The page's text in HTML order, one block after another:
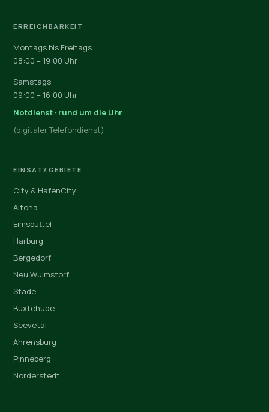
ERREICHBARKEIT
Montags bis Freitags
08:00 – 19:00 Uhr
Samstags
09:00 – 16:00 Uhr
Notdienst · rund um die Uhr
(digitaler Telefondienst)
EINSATZGEBIETE
City & HafenCity
Altona
Eimsbüttel
Harburg
Bergedorf
Neu Wulmstorf
Stade
Buxtehude
Seevetal
Ahrensburg
Pinneberg
Norderstedt